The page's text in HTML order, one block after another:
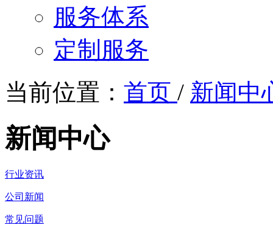
服务体系
定制服务
当前位置： 首页 / 新闻中
新闻中心
行业资讯
公司新闻
常见问题